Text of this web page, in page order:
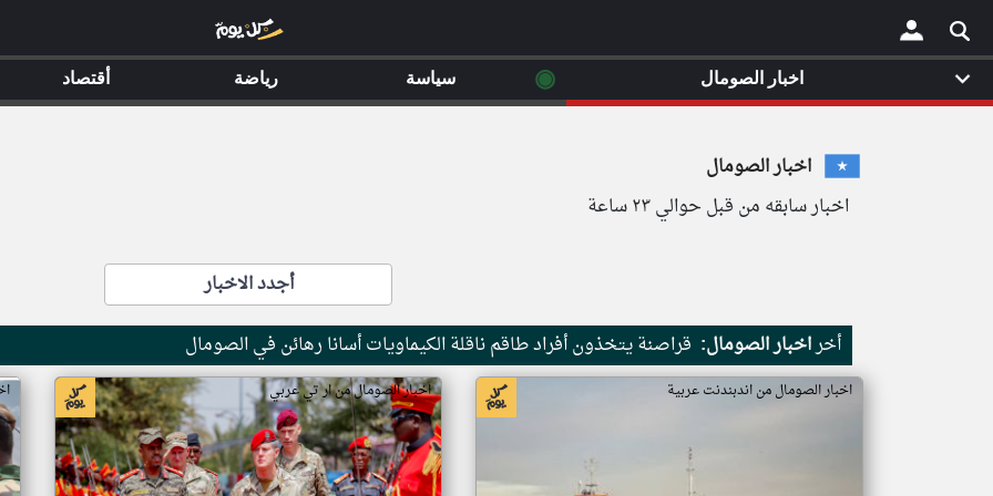
×
اخبار الصومال
اخبار سابقه من قبل حوالي ٢٣ ساعة
أجدد الاخبار
أخراخبار الصومال: قراصنة يتخذون أفراد طاقم ناقلة الكيماويات أسانا رهائن في الصومال
اخبار الصومال من اندبندنت عربية اخبار الصومال من ار تي عربي
اخبار الصومال ◉ سياسة رياضة أقتصاد